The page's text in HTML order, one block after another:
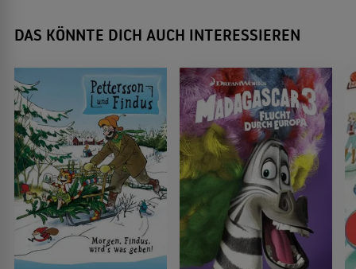
DAS KÖNNTE DICH AUCH INTERESSIEREN